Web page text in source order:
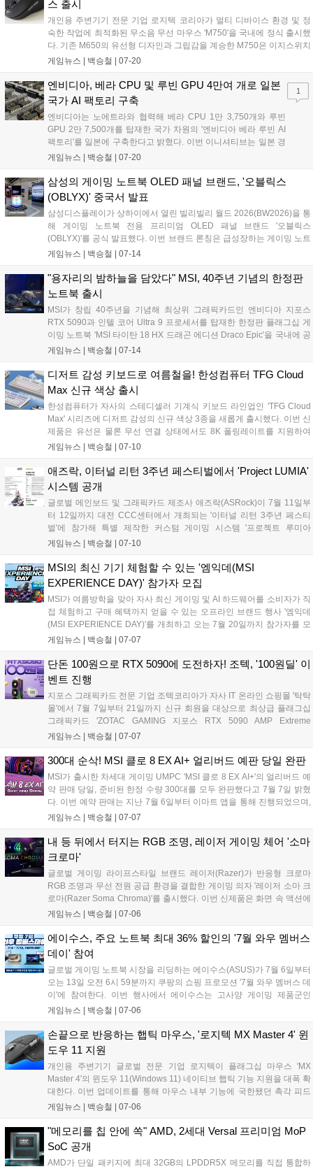
스 출시
개인용 주변기기 전문 기업 로지텍 코리아가 멀티 디바이스 환경 및 정
숙한 작업에 최적화된 무소음 무선 마우스 'M750'을 국내에 정식 출시했
다. 기존 M650의 유선형 디자인과 그립감을 계승한 M750은 이지스위치
및 Logi Flow 기술을 탑재해 최대 3대의 기기를 유연하게 오가며 제어할
긴 배터리 수명을 지원하여 조용한 플레이 환경과 멀티태스킹 작업을 동
시에 요구하는 사용자들에게 쾌적한 사용 경험을 제공한다....
게임뉴스 | 백승철 07-20
엔비디아, 베라 CPU 및 루빈 GPU 4만여 개로 일본
국가 AI 팩토리 구축
엔비디아는 노에트라와 협력해 베라 CPU 1만 3,750개와 루빈
GPU 2만 7,500개를 탑재한 국가 차원의 '엔비디아 베라 루빈 AI
팩토리'를 일본에 구축한다고 밝혔다. 이번 이니셔티브는 일본 경
제산업성이 추진하는 프론티아 프로젝트에 핵심 컴퓨팅 인프라
원할 예정이다. 엔비디아 DSX 플랫폼과 스펙트럼-X 이더넷 네트
워킹을 기반으로 구축되는 해당 AI 데이터센터는 총 140메가와트
규모로 운영된다....
게임뉴스 | 백승철 07-20
1
삼성의 게이밍 노트북 OLED 패널 브랜드, '오블릭스
(OBLYX)' 중국서 발표
삼성디스플레이가 상하이에서 열린 빌리빌리 월드 2026(BW2026)을 통
해 게이밍 노트북 전용 프리미엄 OLED 패널 브랜드 '오블릭스
(OBLYX)'를 공식 발표했다. 이번 브랜드 론칭은 급성장하는 게이밍 노트
북 시장 내 지배력을 강화하기 위한 전략으로, 향후 주요 PC 제조사의 고
단순한 부품 공급을 넘어 엔비디아의 지싱크, 인텔 에보나 돌비 비전처
럼 소비자가 믿고 선택할 수 있는 독자적인 고품질 게이밍 디스플레이
인증 마크로 자리 잡는 것을 목표로 하고 있다....
게임뉴스 | 백승철 07-14
"용자리의 밤하늘을 담았다" MSI, 40주년 기념의 한정판
노트북 출시
MSI가 창립 40주년을 기념해 최상위 그래픽카드인 엔비디아 지포스
RTX 5090과 인텔 코어 Ultra 9 프로세서를 탑재한 한정판 플래그십 게
이밍 노트북 'MSI 타이탄 18 HX 드래곤 에디션 Draco Epic'을 국내에 공
식 출시했다. 이번 신제품은 북쪽 밤하늘의 용자리에서 영감을 얻은 독
의 플레이 환경을 원하는 게이머를 공략한다....
게임뉴스 | 백승철 07-14
디저트 감성 키보드로 여름철을! 한성컴퓨터 TFG Cloud
Max 신규 색상 출시
한성컴퓨터가 자사의 스테디셀러 기계식 키보드 라인업인 'TFG Cloud
Max' 시리즈에 디저트 감성의 신규 색상 3종을 새롭게 출시했다. 이번 신
제품은 유선은 물론 무선 연결 상태에서도 8K 폴링레이트를 지원하여
게이머에게 끊김 없는 초고속 반응 속도를 제공하는 것이 특징이다. 차
환경과 데스크테리어 요소를 동시에 충족한다....
게임뉴스 | 백승철 07-10
애즈락, 이터널 리턴 3주년 페스티벌에서 'Project LUMIA'
시스템 공개
글로벌 메인보드 및 그래픽카드 제조사 애즈락(ASRock)이 7월 11일부
터 12일까지 대전 CCC센터에서 개최되는 '이터널 리턴 3주년 페스티
벌'에 참가해 특별 제작한 커스텀 게이밍 시스템 '프로젝트 루미아
(Project LUMIA)'를 공개한다. 이번 행사에서 애즈락은 게임 내 인기 캐
전시하고, 국내 최초로 공개되는 'X870E 타이치 화이트(Taichi White)'를
비롯한 최신 하드웨어 라인업을 선보인다. 관람객 입장과 일부 프로그램
이 시작되는 7월 10일부터 애즈락 부스에서 다양한 현장 이벤트와 함께
고성능 게이밍 플랫폼의 실물을 직접 확인할 수 있다....
게임뉴스 | 백승철 07-10
MSI의 최신 기기 체험할 수 있는 '엠익데(MSI
EXPERIENCE DAY)' 참가자 모집
MSI가 여름방학을 맞아 자사 최신 게이밍 및 AI 하드웨어를 소비자가 직
접 체험하고 구매 혜택까지 얻을 수 있는 오프라인 브랜드 행사 '엠익데
(MSI EXPERIENCE DAY)'를 개최하고 오는 7월 20일까지 참가자를 모
집한다. 이번 행사는 7월 25일 서울 영등포구 MSI코리아 오피스에서 진
신 RTX 50 시리즈 탑재 데스크탑 및 노트북, QD-OLED 모니터 등의 게
이밍 성능을 직접 비교 검증할 수 있다. 독자적인 현장 참여형 프로그램
과 함께 공식 온라인 판매처 구매 시 최대 10만 원의 네이버페이 포인트
를 추가로 돌려받는 전용 리워드 혜택이 제공되는 것이 특징이다....
게임뉴스 | 백승철 07-07
단돈 100원으로 RTX 5090에 도전하자! 조텍, '100원딜' 이
벤트 진행
지포스 그래픽카드 전문 기업 조텍코리아가 자사 IT 온라인 쇼핑몰 '탁탁
몰'에서 7월 7일부터 21일까지 신규 회원을 대상으로 최상급 플래그십
그래픽카드 'ZOTAC GAMING 지포스 RTX 5090 AMP Extreme
INFINITY'를 100원에 구매할 수 있는 '100원딜' 이벤트를 진행한다. 이번
해 게이머들의 비용 부담을 없앤 것이 특징이다....
게임뉴스 | 백승철 07-07
300대 순삭! MSI 클로 8 EX AI+ 얼리버드 예판 당일 완판
MSI가 출시한 차세대 게이밍 UMPC 'MSI 클로 8 EX AI+'의 얼리버드 예
약 판매 당일, 준비된 한정 수량 300대를 모두 완판했다고 7월 7일 밝혔
다. 이번 예약 판매는 지난 7월 6일부터 이마트 앱을 통해 진행되었으며,
전용 액세서리 혜택이 함께 제공되어 신제품을 기다린 게이머들의 높은
양을 갖춰 휴대용 게임 시장에서 새로운 선택지로 주목받고 있다....
게임뉴스 | 백승철 07-07
내 등 뒤에서 터지는 RGB 조명, 레이저 게이밍 체어 '소마
크로마'
글로벌 게이밍 라이프스타일 브랜드 레이저(Razer)가 반응형 크로마
RGB 조명과 무선 전원 공급 환경을 결합한 게이밍 의자 '레이저 소마 크
로마(Razer Soma Chroma)'를 출시했다. 이번 신제품은 화면 속 액션에
실시간으로 반응하는 조명 기술과 장시간 플레이를 지원하는 인체공학
게임뉴스 | 백승철 07-06
에이수스, 주요 노트북 최대 36% 할인의 '7월 와우 멤버스
데이' 참여
글로벌 게이밍 노트북 시장을 리딩하는 에이수스(ASUS)가 7월 6일부터
오는 13일 오전 6시 59분까지 쿠팡의 쇼핑 프로모션 '7월 와우 멤버스 데
이'에 참여한다. 이번 행사에서 에이수스는 고사양 게이밍 제품군인
ROG 스트릭스 및 TUF 게이밍을 포함한 총 29종의 노트북을 대상으로
게임뉴스 | 백승철 07-06
손끝으로 반응하는 햅틱 마우스, '로지텍 MX Master 4' 윈
도우 11 지원
개인용 주변기기 글로벌 전문 기업 로지텍이 플래그십 마우스 'MX
Master 4'의 윈도우 11(Windows 11) 네이티브 햅틱 기능 지원을 대폭 확
대한다. 이번 업데이트를 통해 마우스 내부 기능에 국한됐던 촉각 피드
백이 운영체제(OS) 전반으로 확장되어, 정밀한 멀티태스킹 작업 및 화면
신 윈도우 11 환경에서 Logi Options+ 소프트웨어를 통해 펌웨어를 업
데이트하면 해당 기능을 바로 사용할 수 있다....
게임뉴스 | 백승철 07-06
"메모리를 칩 안에 쏙" AMD, 2세대 Versal 프리미엄 MoP
SoC 공개
AMD가 단일 패키지에 최대 32GB의 LPDDR5X 메모리를 직접 통합하